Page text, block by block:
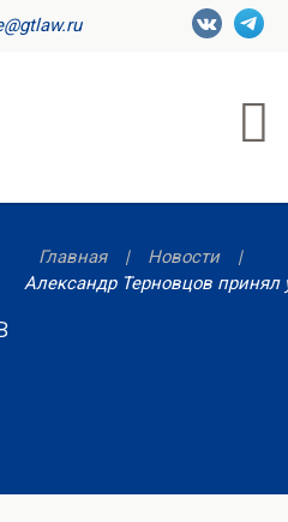
Главная
Новости
Александр Терновцов принял